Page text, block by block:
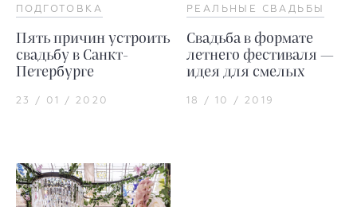
ПОДГОТОВКА
Пять причин устроить
свадьбу в Санкт-
Петербурге
23 / 01 / 2020
РЕАЛЬНЫЕ СВАДЬБЫ
Свадьба в формате
летнего фестиваля —
идея для смелых
18 / 10 / 2019